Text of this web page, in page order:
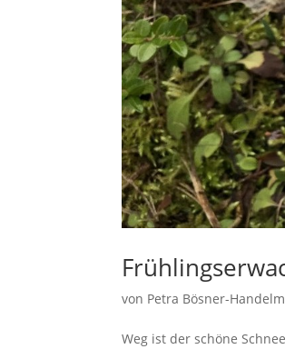
von Petra Bösner-
Weg ist der schöne